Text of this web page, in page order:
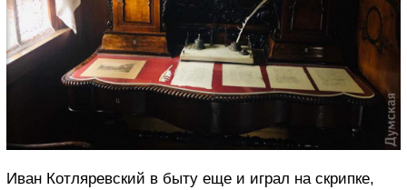
Иван Котляревский в быту еще и играл на скрипке,